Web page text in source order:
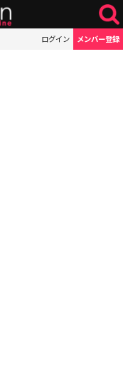
ログイン メンバー登録